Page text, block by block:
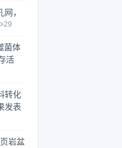
，
29
菌体
活
转化
发表
岩盆